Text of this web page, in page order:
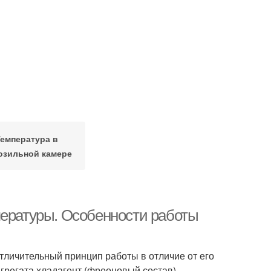
в
камере
Особенности работы
принцип работы в отличие от его